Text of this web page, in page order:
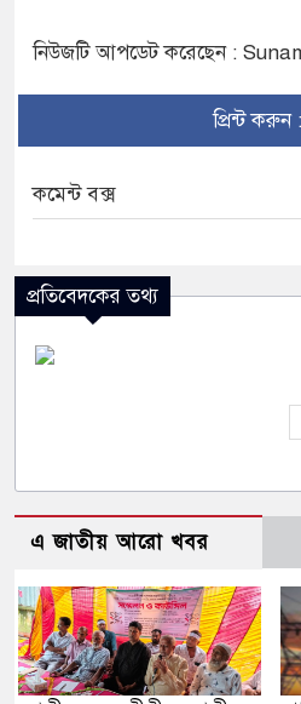
নিউজটি আপডেট করেছেন :
প্রিন্ট করুন :
কমেন্ট বক্স
প্রতিবেদকের তথ্য
এ জাতীয় আরো খবর